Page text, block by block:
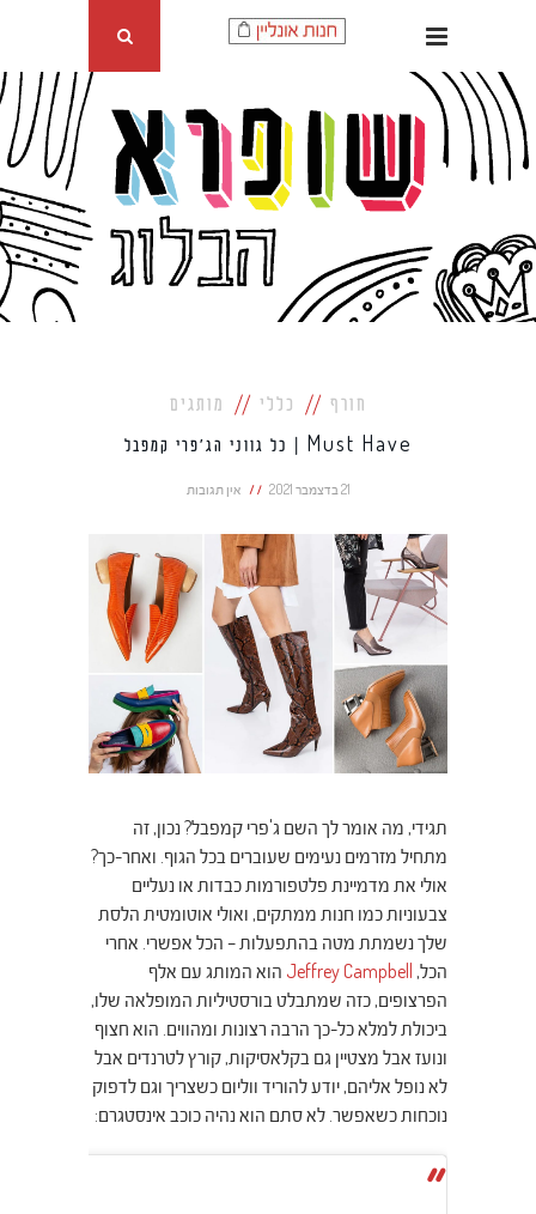
חורף כללי מותגים
Must Have | כל גווני הג'פרי קמפבל
21 בדצמבר 2021 אין תגובות
תגידי, מה אומר לך השם ג'פרי קמפבל? נכון, זה
מתחיל מזרמים נעימים שעוברים בכל הגוף. ואחר-כך?
אולי את מדמיינת פלטפורמות כבדות או נעליים
צבעוניות כמו חנות ממתקים, ואולי אוטומטית הלסת
שלך נשמתת מטה בהתפעלות – הכל אפשרי. אחרי
הכל, Jeffrey Campbell הוא המותג עם אלף
הפרצופים, כזה שמתבלט בורסטיליות המופלאה שלו,
ביכולת למלא כל-כך הרבה רצונות ומהווים. הוא חצוף
ונועז אבל מצטיין גם בקלאסיקות, קורץ לטרנדים אבל
לא נופל אליהם, יודע להוריד ווליום כשצריך וגם לדפוק
נוכחות כשאפשר. לא סתם הוא נהיה כוכב אינסטגרם: